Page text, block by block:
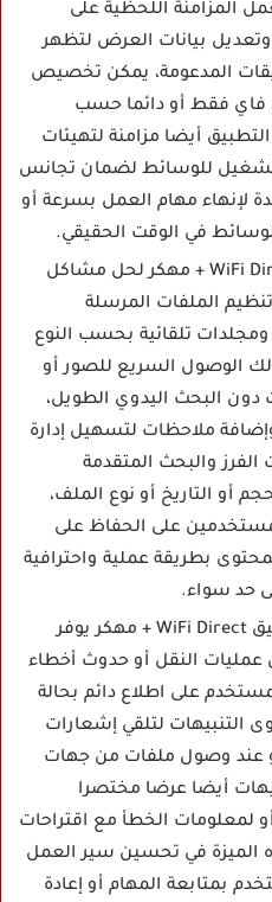
المزامنة اللحظية على
بيانات العرض لتظهر
المدعومة، يمكن تخصيص
فاي فقط أو دائما حسب
أيضا مزامنة لتهيئات
للوسائط لضمان تجانس
لإنهاء مهام العمل بسرعة أو
في الوقت الحقيقي.
تطبيق WiFi Direct + مهكر لحل مشاكل
الملفات المرسلة
تلقائية بحسب النوع
الوصول السريع للصور أو
دون البحث اليدوي الطويل،
ملاحظات لتسهيل إدارة
الفرز والبحث المتقدمة
أو التاريخ أو نوع الملف،
على الحفاظ على
بطريقة عملية واحترافية
حد سواء.
تنزيل تطبيق WiFi Direct + مهكر يوفر
عمليات النقل أو حدوث أخطاء
على اطلاع دائم بحالة
التنبيهات لتلقي إشعارات
عند وصول ملفات من جهات
أيضا عرضا مختصرا
لمعلومات الخطأ مع اقتراحات
الميزة في تحسين سير العمل
بمتابعة المهام أو إعادة